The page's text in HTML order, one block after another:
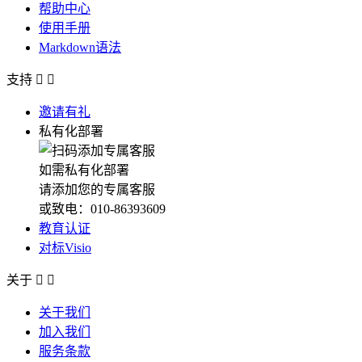
帮助中心
使用手册
Markdown语法
支持  
邀请有礼
私有化部署
如需私有化部署
请添加您的专属客服
或致电：010-86393609
教育认证
对标Visio
关于  
关于我们
加入我们
服务条款